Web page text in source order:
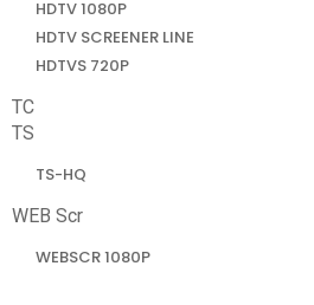
HDTV 1080P
HDTV SCREENER LINE
HDTVS 720P
TC
TS
TS-HQ
WEB Scr
WEBSCR 1080P